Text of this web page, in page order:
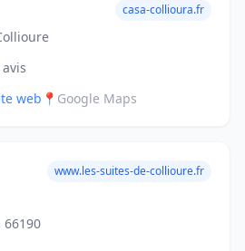
casa-collioura.fr
web 📍 Google Maps
66190
www.les-suites-de-collioure.fr